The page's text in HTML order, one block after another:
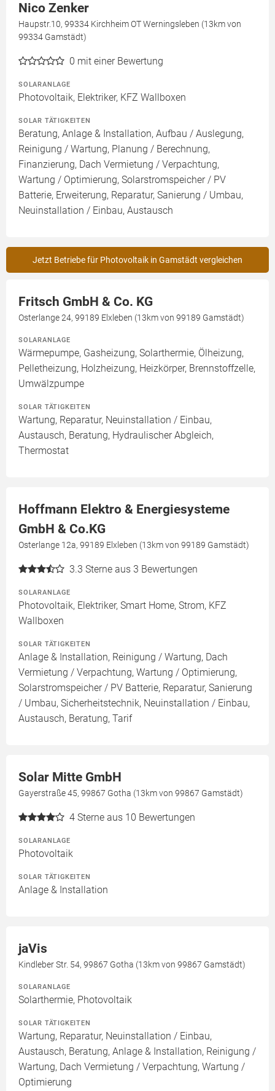
Nico Zenker
Haupstr.10, 99334 Kirchheim OT Werningsleben (13km von
99334 Gamstädt)
0 mit einer Bewertung
SOLARANLAGE
Photovoltaik, Elektriker, KFZ Wallboxen
SOLAR TÄTIGKEITEN
Beratung, Anlage & Installation, Aufbau / Auslegung,
Reinigung / Wartung, Planung / Berechnung,
Finanzierung, Dach Vermietung / Verpachtung,
Wartung / Optimierung, Solarstromspeicher / PV
Batterie, Erweiterung, Reparatur, Sanierung / Umbau,
Neuinstallation / Einbau, Austausch
Jetzt Betriebe für Photovoltaik in Gamstädt vergleichen
Fritsch GmbH & Co. KG
Osterlange 24, 99189 Elxleben (13km von 99189 Gamstädt)
SOLARANLAGE
Wärmepumpe, Gasheizung, Solarthermie, Ölheizung,
Pelletheizung, Holzheizung, Heizkörper, Brennstoffzelle,
Umwälzpumpe
SOLAR TÄTIGKEITEN
Wartung, Reparatur, Neuinstallation / Einbau,
Austausch, Beratung, Hydraulischer Abgleich,
Thermostat
Hoffmann Elektro & Energiesysteme
GmbH & Co.KG
Osterlange 12a, 99189 Elxleben (13km von 99189 Gamstädt)
3.3 Sterne aus 3 Bewertungen
SOLARANLAGE
Photovoltaik, Elektriker, Smart Home, Strom, KFZ
Wallboxen
SOLAR TÄTIGKEITEN
Anlage & Installation, Reinigung / Wartung, Dach
Vermietung / Verpachtung, Wartung / Optimierung,
Solarstromspeicher / PV Batterie, Reparatur, Sanierung
/ Umbau, Sicherheitstechnik, Neuinstallation / Einbau,
Austausch, Beratung, Tarif
Solar Mitte GmbH
Gayerstraße 45, 99867 Gotha (13km von 99867 Gamstädt)
4 Sterne aus 10 Bewertungen
SOLARANLAGE
Photovoltaik
SOLAR TÄTIGKEITEN
Anlage & Installation
jaVis
Kindleber Str. 54, 99867 Gotha (13km von 99867 Gamstädt)
SOLARANLAGE
Solarthermie, Photovoltaik
SOLAR TÄTIGKEITEN
Wartung, Reparatur, Neuinstallation / Einbau,
Austausch, Beratung, Anlage & Installation, Reinigung /
Wartung, Dach Vermietung / Verpachtung, Wartung /
Optimierung